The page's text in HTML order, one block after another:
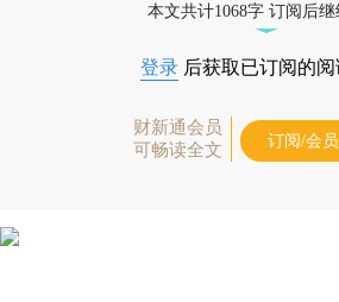
本文共计1068字 订阅后
登录 后获取已订阅的
财新通会员
可畅读全文
订阅/会